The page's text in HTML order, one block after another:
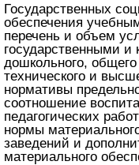
Государственных
обеспечения
перечень и объем
государственными
дошкольного,
технического и
нормативы
соотношение
педагогических
нормы
заведений и
материального